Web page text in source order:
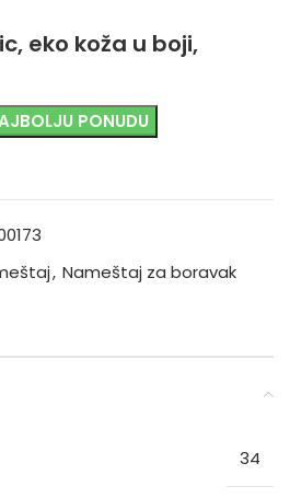
eko koža u boji,
PONUDU
, Nameštaj za boravak
34